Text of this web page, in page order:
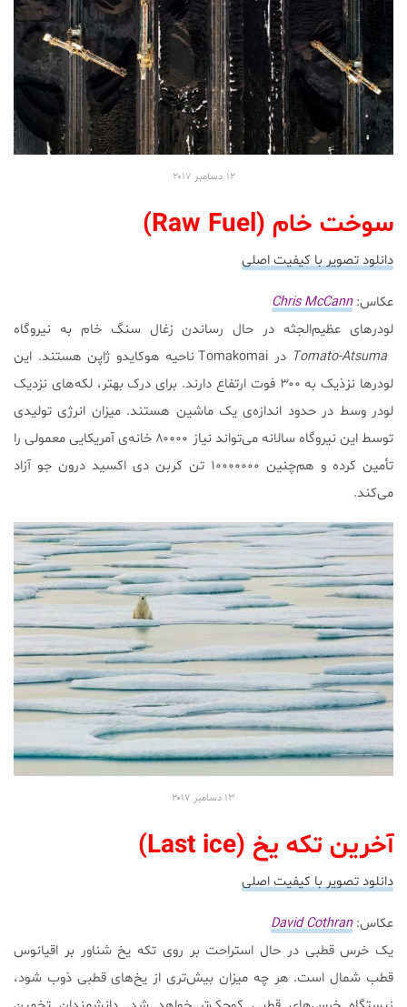
۱۲ دسامبر ۲۰۱۷
سوخت خام (Raw Fuel)
دانلود تصویر با کیفیت اصلی
عکاس:Chris McCann
لودرهای عظیم‌الجثه در حال رساندن زغال سنگ خام به نیروگاه
Tomato-Atsuma
در Tomakomai ناحیه هوکایدو ژاپن هستند. این
لودرها نزذیک به ۳۰۰ فوت ارتفاع دارند. برای درک بهتر، لکه‌های نزدیک
لودر وسط در حدود اندازه‌ی یک ماشین هستند. میزان انرژی تولیدی
توسط این نیروگاه سالانه می‌تواند نیاز ۸۰۰۰۰ خانه‌ی آمریکایی معمولی را
تأمین کرده و هم‌چنین ۱۰۰۰۰۰۰۰ تن کربن دی اکسید درون جو آزاد
می‌کند.
۱۳ دسامبر ۲۰۱۷
آخرین تکه یخ (Last ice)
دانلود تصویر با کیفیت اصلی
عکاس:David Cothran
یک خرس قطبی در حال استراحت بر روی تکه یخ شناور بر اقیانوس
قطب شمال است. هر چه میزان بیش‌تری از یخ‌های قطبی ذوب شود،